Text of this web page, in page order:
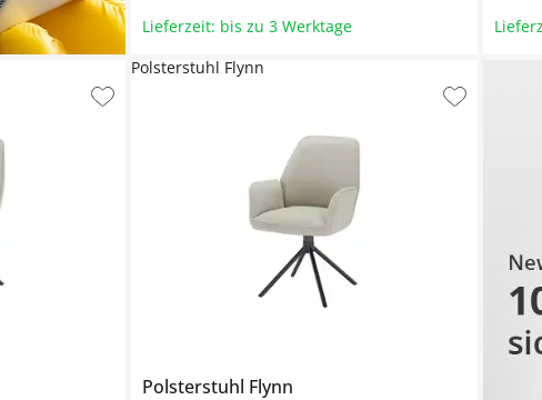
Lieferzeit: bis zu 3 Werktage
Polsterstuhl Flynn
Polsterstuhl Flynn